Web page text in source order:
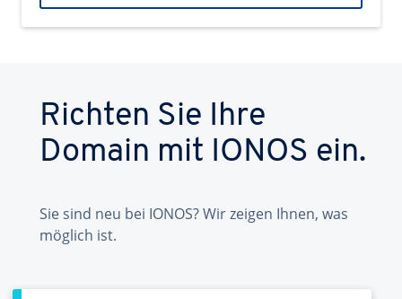
Richten Sie Ihre
Domain mit IONOS ein.
Sie sind neu bei IONOS? Wir zeigen Ihnen, was
möglich ist.